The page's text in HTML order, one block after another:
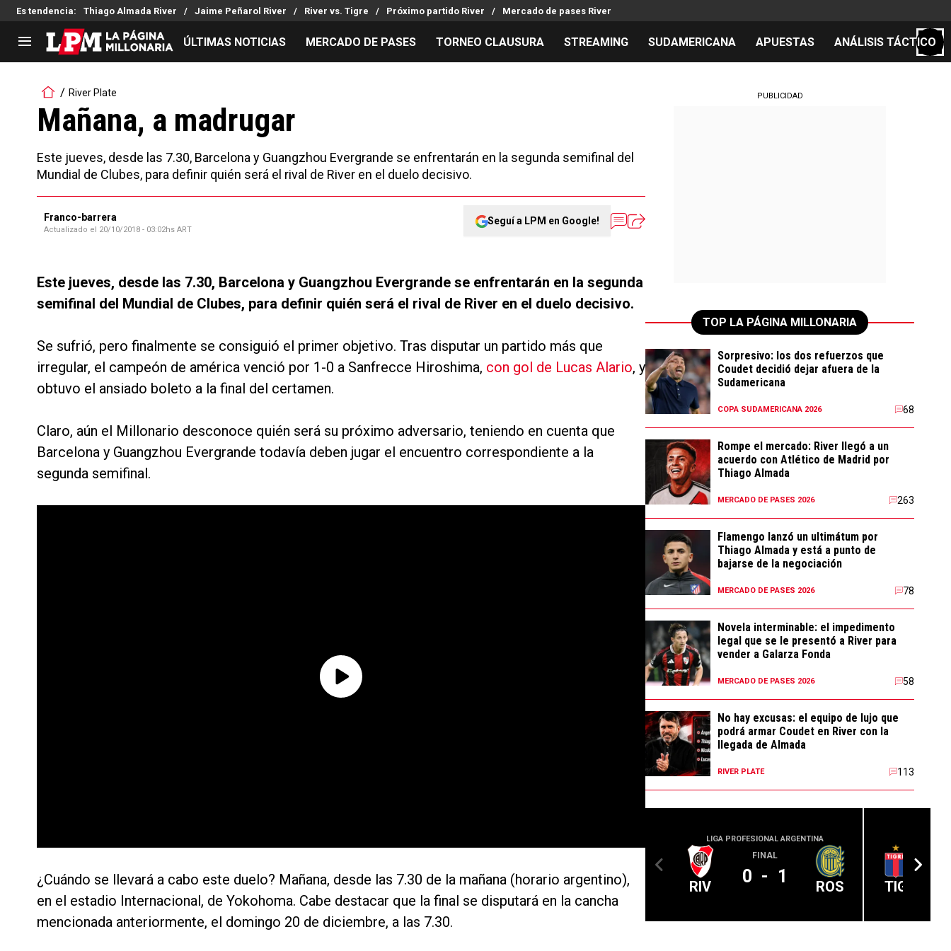
Es tendencia: Thiago Almada River Jaime Peñarol River River vs. Tigre Próximo partido River Mercado de pases River
LIGA PROFESIONAL
Noticias
Tabla de posiciones
Reserva
Copa Sudamericana
Copa Argentina
Chacho Coudet
Los goles de River
Pronósticos
ÚLTIMAS NOTICIAS MERCADO DE PASES TORNEO CLAUSURA STREAMING SUDAMERICANA APUESTAS ANÁLISIS TÁCTICO
River Plate
Mañana, a madrugar
Este jueves, desde las 7.30, Barcelona y Guangzhou Evergrande se enfrentarán en la segunda semifinal del
Mundial de Clubes, para definir quién será el rival de River en el duelo decisivo.
Franco-barrera
Actualizado el 20/10/2018 - 03:02hs ART
Seguí a LPM en Google!
Este jueves, desde las 7.30, Barcelona y Guangzhou Evergrande se enfrentarán en la segunda
semifinal del Mundial de Clubes, para definir quién será el rival de River en el duelo decisivo.
Se sufrió, pero finalmente se consiguió el primer objetivo. Tras disputar un partido más que
irregular, el campeón de américa venció por 1-0 a Sanfrecce Hiroshima, con gol de Lucas Alario, y
obtuvo el ansiado boleto a la final del certamen.
Claro, aún el Millonario desconoce quién será su próximo adversario, teniendo en cuenta que
Barcelona y Guangzhou Evergrande todavía deben jugar el encuentro correspondiente a la
segunda semifinal.
¿Cuándo se llevará a cabo este duelo? Mañana, desde las 7.30 de la mañana (horario argentino),
en el estadio Internacional, de Yokohoma. Cabe destacar que la final se disputará en la cancha
mencionada anteriormente, el domingo 20 de diciembre, a las 7.30.
PUBLICIDAD
TOP LA PÁGINA MILLONARIA
Sorpresivo: los dos refuerzos que
Coudet decidió dejar afuera de la
Sudamericana
COPA SUDAMERICANA 2026 68
Rompe el mercado: River llegó a un
acuerdo con Atlético de Madrid por
Thiago Almada
MERCADO DE PASES 2026 263
Flamengo lanzó un ultimátum por
Thiago Almada y está a punto de
bajarse de la negociación
MERCADO DE PASES 2026 78
Novela interminable: el impedimento
legal que se le presentó a River para
vender a Galarza Fonda
MERCADO DE PASES 2026 58
No hay excusas: el equipo de lujo que
podrá armar Coudet en River con la
llegada de Almada
RIVER PLATE 113
LIGA PROFESIONAL ARGENTINA
RIV
FINAL
0 - 1 ROS TIG